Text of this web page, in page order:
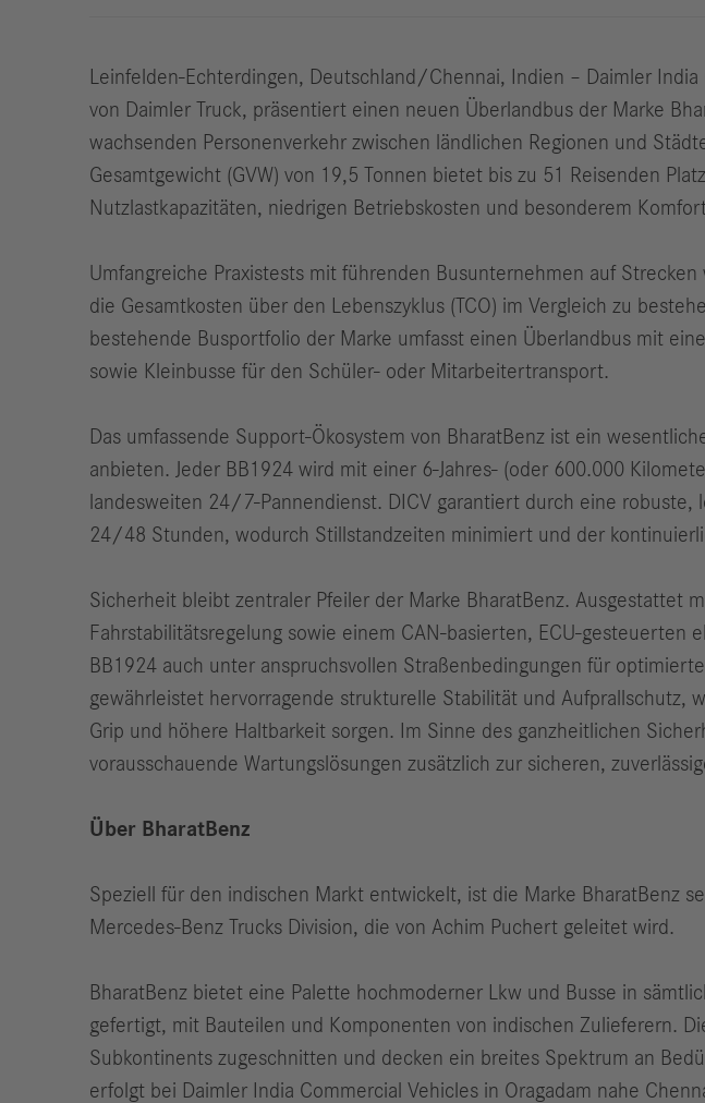
Leinfelden-Echterdingen, Deutschland/Chennai, Indien – Daimler
von Daimler Truck, präsentiert einen neuen Überlandbus der Marke
wachsenden Personenverkehr zwischen ländlichen Regionen und
Gesamtgewicht (GVW) von 19,5 Tonnen bietet bis zu 51 Reisenden
Nutzlastkapazitäten, niedrigen Betriebskosten und besonderem
Umfangreiche Praxistests mit führenden Busunternehmen auf
die Gesamtkosten über den Lebenszyklus (TCO) im Vergleich zu
bestehende Busportfolio der Marke umfasst einen Überlandbus mit
sowie Kleinbusse für den Schüler- oder Mitarbeitertransport.
Das umfassende Support-Ökosystem von BharatBenz ist ein
anbieten. Jeder BB1924 wird mit einer 6-Jahres- (oder 600.000
landesweiten 24/7-Pannendienst. DICV garantiert durch eine robuste,
24/48 Stunden, wodurch Stillstandzeiten minimiert und der
Sicherheit bleibt zentraler Pfeiler der Marke BharatBenz. Ausgestattet
Fahrstabilitätsregelung sowie einem CAN-basierten, ECU-
BB1924 auch unter anspruchsvollen Straßenbedingungen für
gewährleistet hervorragende strukturelle Stabilität und Aufprallschutz,
Grip und höhere Haltbarkeit sorgen. Im Sinne des ganzheitlichen
vorausschauende Wartungslösungen zusätzlich zur sicheren,
Über BharatBenz
Speziell für den indischen Markt entwickelt, ist die Marke BharatBenz
Mercedes-Benz Trucks Division, die von Achim Puchert geleitet wird.
BharatBenz bietet eine Palette hochmoderner Lkw und Busse in
gefertigt, mit Bauteilen und Komponenten von indischen Zulieferern.
Subkontinents zugeschnitten und decken ein breites Spektrum an
erfolgt bei Daimler India Commercial Vehicles in Oragadam nahe